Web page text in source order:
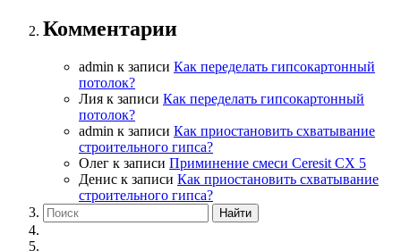
Комментарии
admin к записи Как переделать гипсокартонный
потолок?
Лия к записи Как переделать гипсокартонный
потолок?
admin к записи Как приостановить схватывание
строительного гипса?
Олег к записи Приминение смеси Ceresit СХ 5
Денис к записи Как приостановить схватывание
строительного гипса?